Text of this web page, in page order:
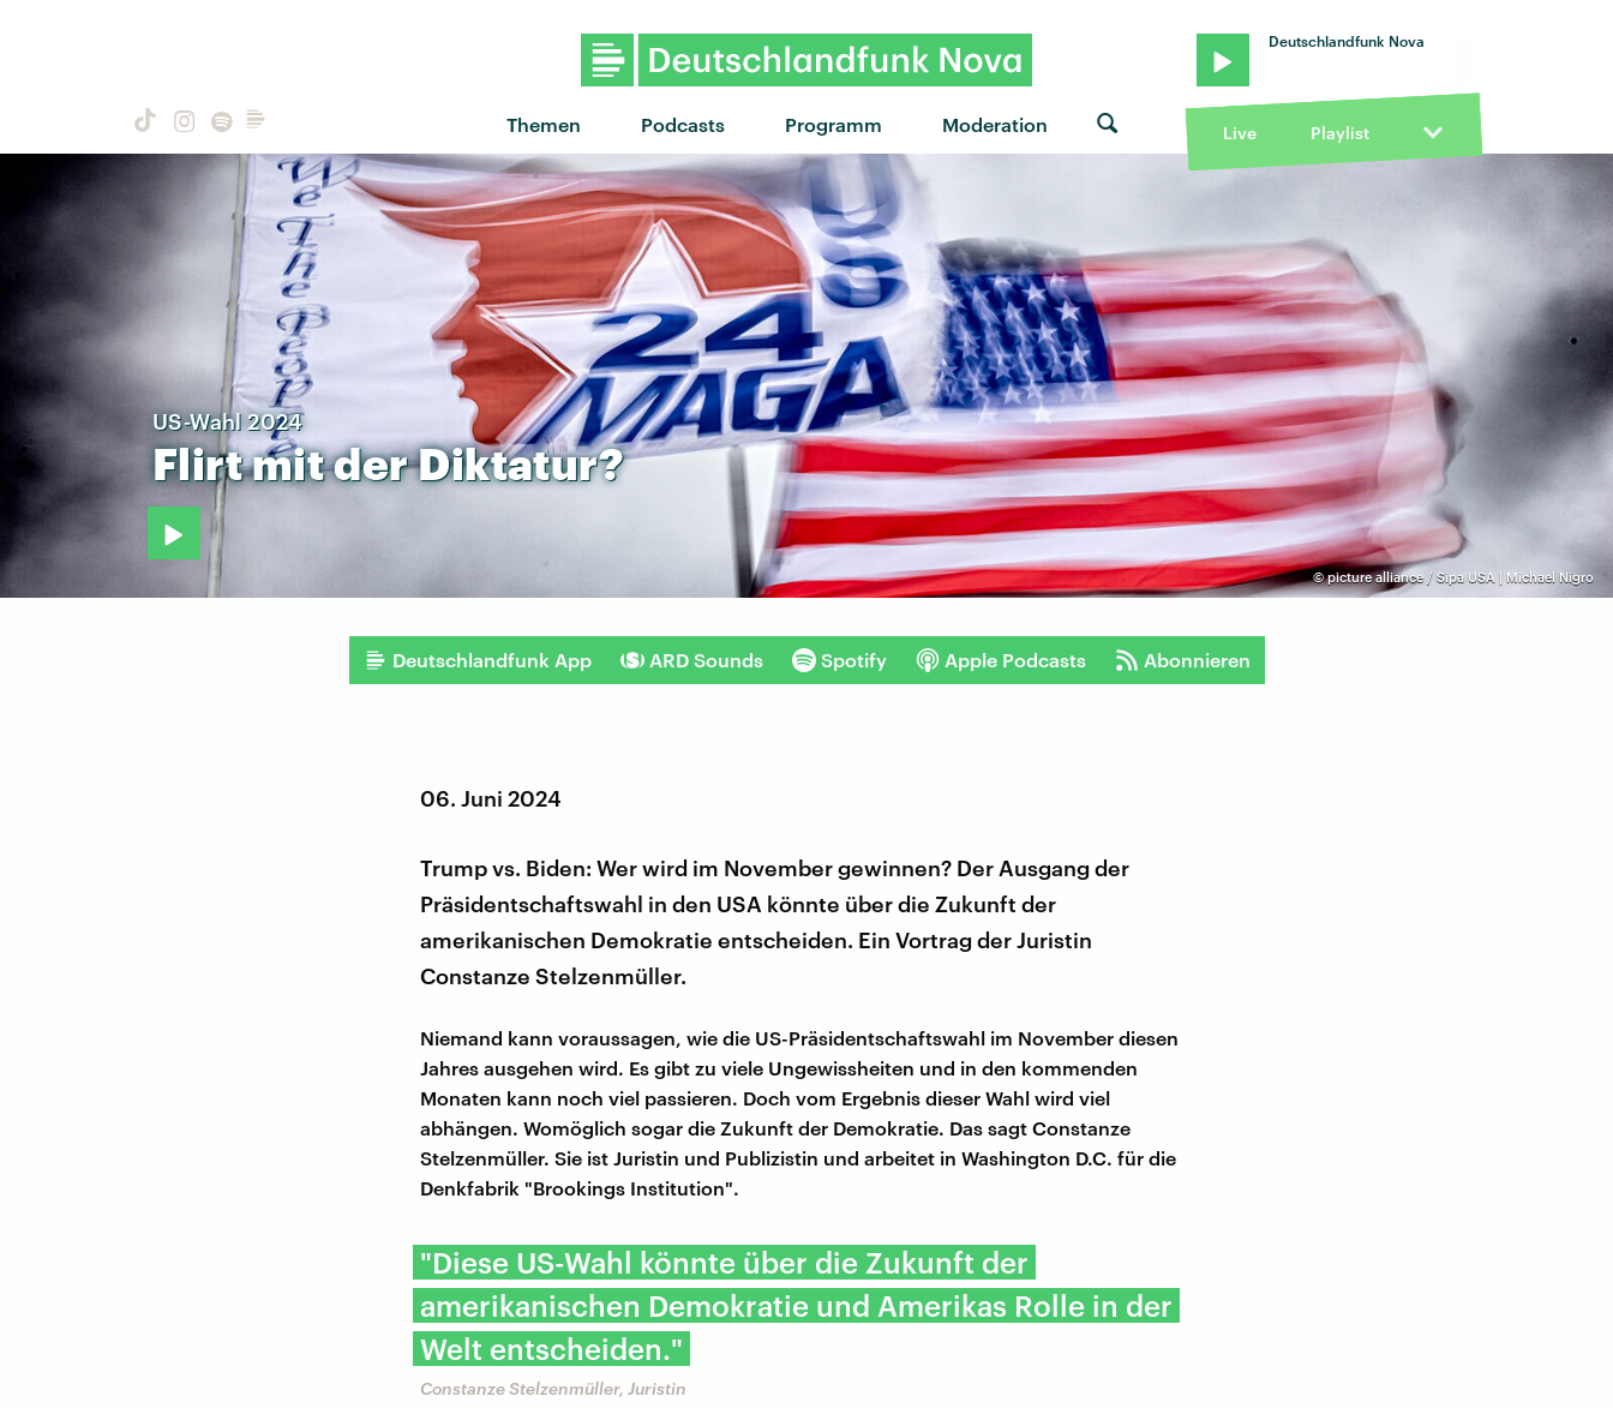
Themen Podcasts Programm Moderation
Deutschlandfunk Nova
Live Playlist
©picture alliance / Sipa USA | Michael Nigro
US-Wahl 2024
FlirtmitderDiktatur?
Deutschlandfunk App ARD Sounds Spotify Apple Podcasts Abonnieren
06. Juni 2024
Trump vs. Biden: Wer wird im November gewinnen? Der Ausgang der
Präsidentschaftswahl in den USA könnte über die Zukunft der
amerikanischen Demokratie entscheiden. Ein Vortrag der Juristin
Constanze Stelzenmüller.
Niemand kann voraussagen, wie die US-Präsidentschaftswahl im November diesen
Jahres ausgehen wird. Es gibt zu viele Ungewissheiten und in den kommenden
Monaten kann noch viel passieren. Doch vom Ergebnis dieser Wahl wird viel
abhängen. Womöglich sogar die Zukunft der Demokratie. Das sagt Constanze
Stelzenmüller. Sie ist Juristin und Publizistin und arbeitet in Washington D.C. für die
Denkfabrik "Brookings Institution".
"Diese US-Wahl könnte über die Zukunft der
amerikanischen Demokratie und Amerikas Rolle in der
Welt entscheiden."
Constanze Stelzenmüller, Juristin